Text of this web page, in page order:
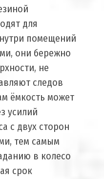
для
помещений
они бережно
не
следов
ёмкость может
усилий
с двух сторон
тем самым
в колесо
срок